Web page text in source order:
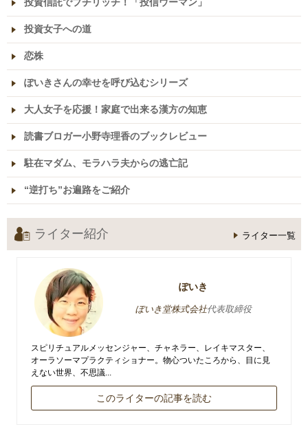
投資信託でプチリッチ！「投信ウーマン」
投資女子への道
恋株
ぽいきさんの幸せを呼び込むシリーズ
大人女子を応援！家庭で出来る漢方の知恵
読書ブロガー小野寺理香のブックレビュー
駐在マダム、モラハラ夫からの逃亡記
“逆打ち”お遍路をご紹介
ライター紹介 ライター一覧
ぽいき
ぽいき堂株式会社代表取締役
スピリチュアルメッセンジャー、チャネラー、レイキマスター、
オーラソーマプラクティショナー。物心ついたころから、目に見
えない世界、不思議...
このライターの記事を読む